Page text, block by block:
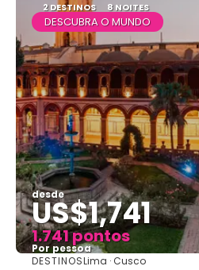
2 DESTINOS 8 NOITES
DESCUBRA O MUNDO
desde
US$1,741
1.741 pontos
Por pessoa
DESTINOSLima · Cusco